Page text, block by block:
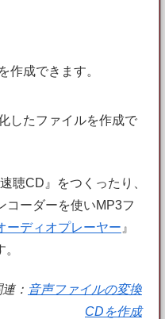
作成できます。
したファイルを作成で
聴CD』をつくったり、
コーダーを使いMP3フ
ーディオプレーヤー 』
： 音声ファイルの変換
CDを作成